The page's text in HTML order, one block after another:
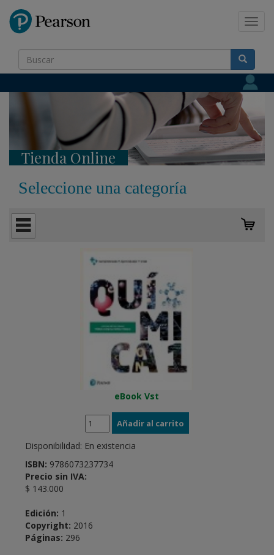
Tienda Online
Seleccione una categoría
eBook Vst
Disponibilidad: En existencia
ISBN: 9786073237734
Precio sin IVA:
$ 143.000
Edición: 1
Copyright: 2016
Páginas: 296